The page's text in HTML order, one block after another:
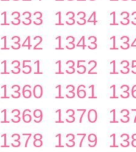
1333 1334
1342 1343
1351 1352
1360 1361
1369 1370
1378 1379